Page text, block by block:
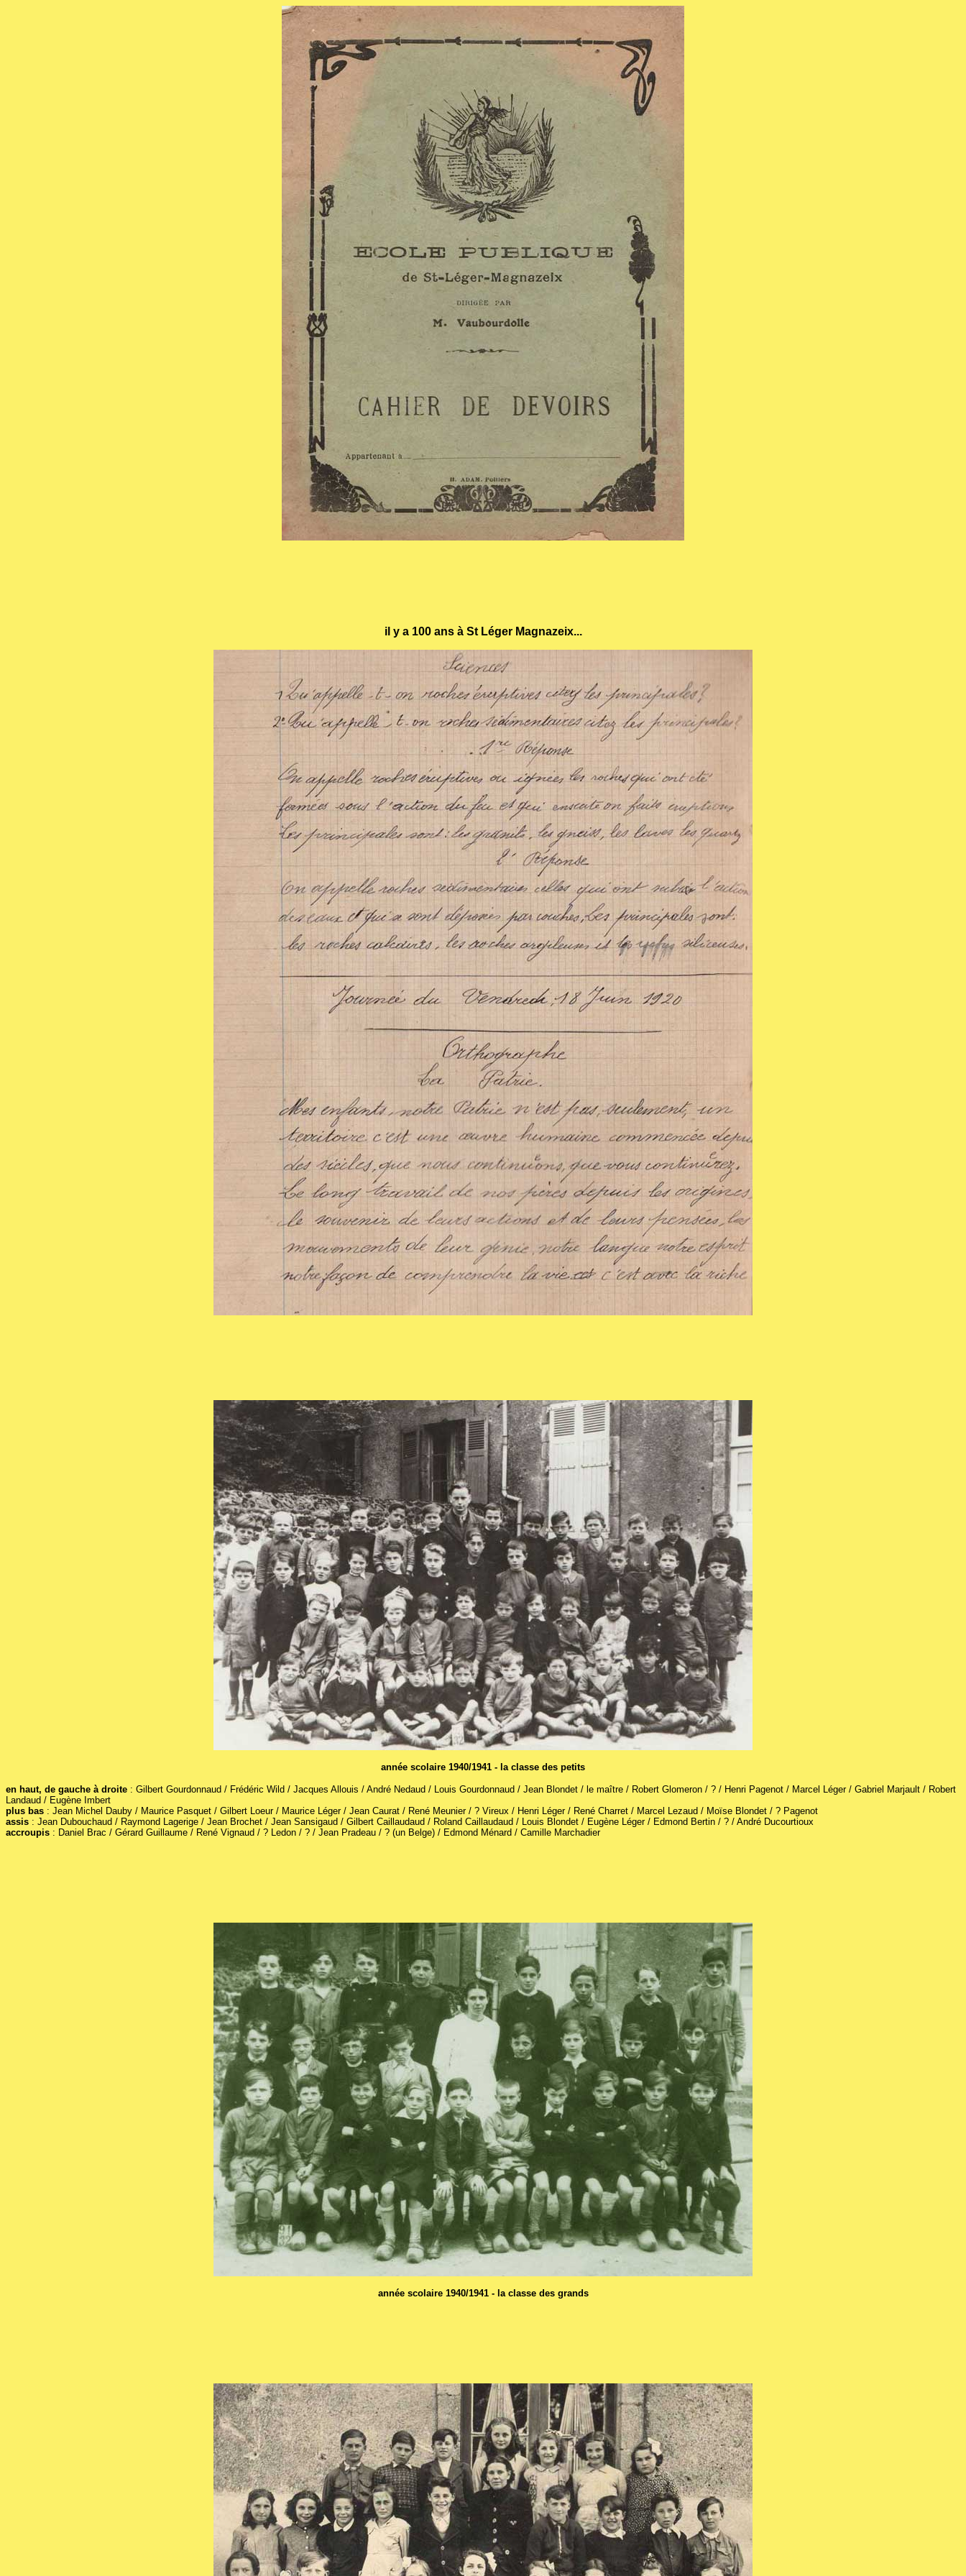
il y a 100 ans à St Léger Magnazeix...
année scolaire 1940/1941 - la classe des petits
en haut, de gauche à droite : Gilbert Gourdonnaud / Frédéric Wild / Jacques Allouis / André Nedaud / Louis Gourdonnaud / Jean Blondet / le maître / Robert Glomeron / ? / Henri Pagenot / Marcel Léger / Gabriel Marjault / Robert
Landaud / Eugène Imbert
plus bas : Jean Michel Dauby / Maurice Pasquet / Gilbert Loeur / Maurice Léger / Jean Caurat / René Meunier / ? Vireux / Henri Léger / René Charret / Marcel Lezaud / Moïse Blondet / ? Pagenot
assis : Jean Dubouchaud / Raymond Lagerige / Jean Brochet / Jean Sansigaud / Gilbert Caillaudaud / Roland Caillaudaud / Louis Blondet / Eugène Léger / Edmond Bertin / ? / André Ducourtioux
accroupis : Daniel Brac / Gérard Guillaume / René Vignaud / ? Ledon / ? / Jean Pradeau / ? (un Belge) / Edmond Ménard / Camille Marchadier
année scolaire 1940/1941 - la classe des grands